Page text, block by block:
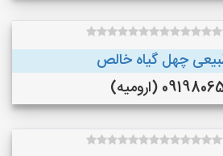
چهل گیاه خالص
(ارومیه)